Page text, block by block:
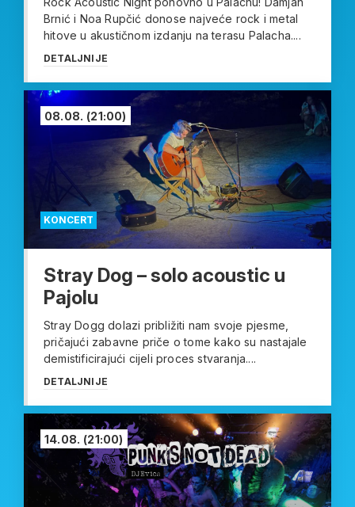
Brnić i Noa Rupčić donose najveće rock i metal
hitove u akustičnom izdanju na terasu Palacha....
DETALJNIJE
KONCERT
08.08. (21:00)
Stray Dog – solo acoustic u
Pajolu
Stray Dogg dolazi približiti nam svoje pjesme,
pričajući zabavne priče o tome kako su nastajale
demistificirajući cijeli proces stvaranja....
DETALJNIJE
14.08. (21:00)